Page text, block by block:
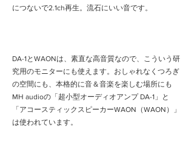
につないで2.1ch再生。流石にいい音です。
DA-1とWAONは、素直な高音質なので、こういう研
究用のモニターにも使えます。おしゃれなくつろぎ
の空間にも、本格的に音＆音楽を楽しむ場所にも
MH audioの「超小型オーディオアンプ DA-1」と
「アコースティックスピーカーWAON（WAON）」
は使われています。